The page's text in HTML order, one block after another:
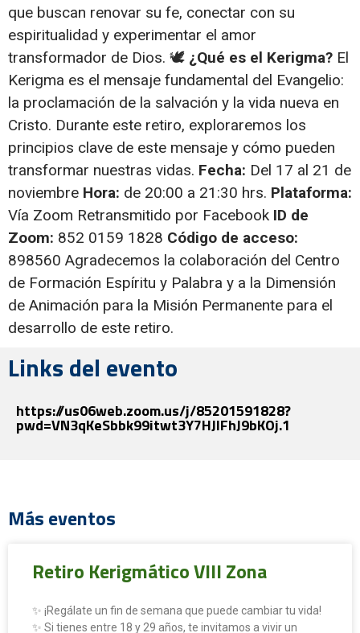
que buscan renovar su fe, conectar con su
espiritualidad y experimentar el amor
transformador de Dios. 🕊 ¿Qué es el Kerigma? El
Kerigma es el mensaje fundamental del Evangelio:
la proclamación de la salvación y la vida nueva en
Cristo. Durante este retiro, exploraremos los
principios clave de este mensaje y cómo pueden
transformar nuestras vidas. Fecha: Del 17 al 21 de
noviembre Hora: de 20:00 a 21:30 hrs. Plataforma:
Vía Zoom Retransmitido por Facebook ID de
Zoom: 852 0159 1828 Código de acceso:
898560 Agradecemos la colaboración del Centro
de Formación Espíritu y Palabra y a la Dimensión
de Animación para la Misión Permanente para el
desarrollo de este retiro.
Links del evento
https://us06web.zoom.us/j/85201591828?
pwd=VN3qKeSbbk99itwt3Y7HJIFhJ9bKOj.1
Más eventos
Retiro Kerigmático VIII Zona
✨ ¡Regálate un fin de semana que puede cambiar tu vida!
✨ Si tienes entre 18 y 29 años, te invitamos a vivir un